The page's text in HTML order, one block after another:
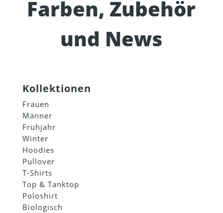
Farben, Zubehör
und News
Kollektionen
Frauen
Männer
Frühjahr
Winter
Hoodies
Pullover
T-Shirts
Top & Tanktop
Poloshirt
Biologisch